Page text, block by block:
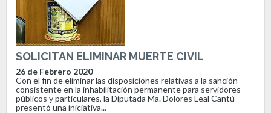
SOLICITAN ELIMINAR MUERTE CIVIL
26 de Febrero 2020
Con el fin de eliminar las disposiciones relativas a la sanción
consistente en la inhabilitación permanente para servidores
públicos y particulares, la Diputada Ma. Dolores Leal Cantú
presentó una iniciativa...